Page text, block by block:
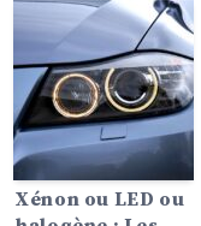
payer moins cher
Xénon ou LED ou